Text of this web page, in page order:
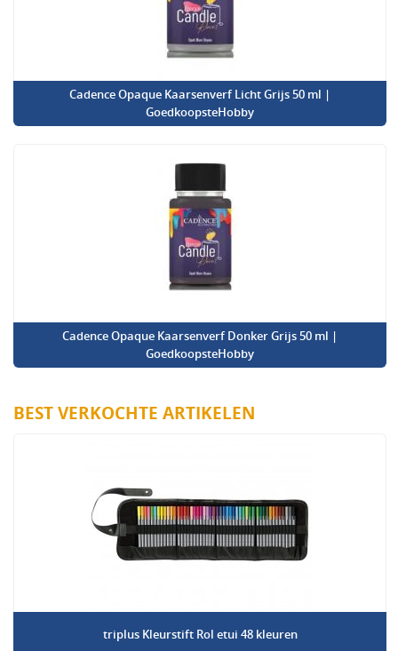
Cadence Opaque Kaarsenverf Licht Grijs 50 ml |
GoedkoopsteHobby
Cadence Opaque Kaarsenverf Donker Grijs 50 ml |
GoedkoopsteHobby
BEST VERKOCHTE ARTIKELEN
triplus Kleurstift Rol etui 48 kleuren